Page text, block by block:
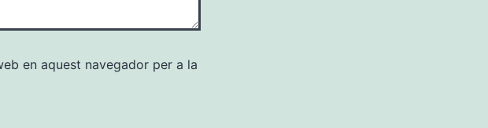
en aquest navegador per a la